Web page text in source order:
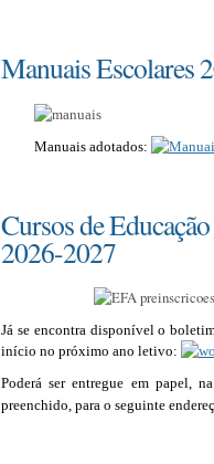
Manuais Escolares
Manuais adotados:
Cursos de
2026-2027
Já se encontra disponível o
início no próximo ano letivo:
Poderá ser entregue em papel,
preenchido, para o seguinte